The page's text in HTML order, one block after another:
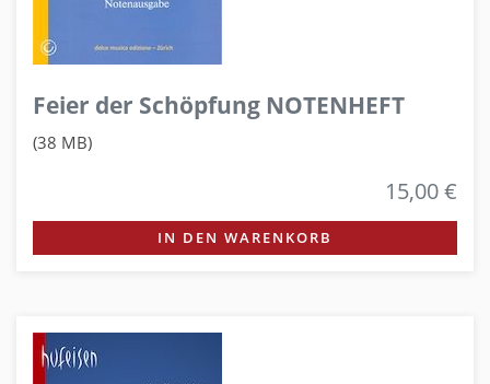
Feier der Schöpfung NOTENHEFT
(38 MB)
15,00 €
IN DEN WARENKORB